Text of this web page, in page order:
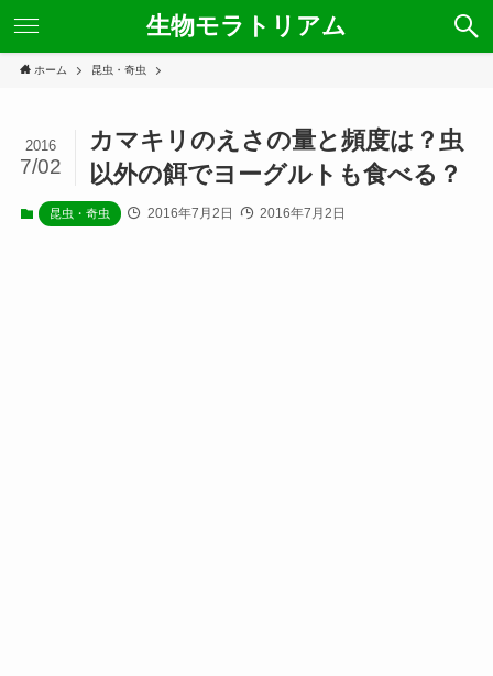
生物モラトリアム
ホーム 昆虫・奇虫
カマキリのえさの量と頻度は？虫
以外の餌でヨーグルトも食べる？
2016
7/02
昆虫・奇虫 2016年7月2日 2016年7月2日